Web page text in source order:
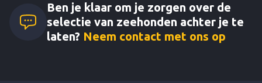
Ben je klaar om je zorgen over de
selectie van zeehonden achter je te
laten? Neem contact met ons op